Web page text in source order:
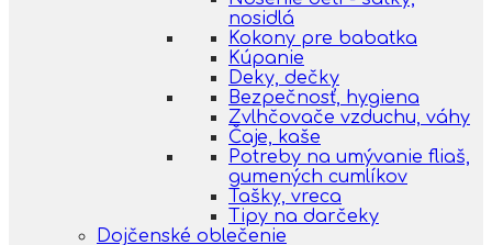
nosidlá
Kokony pre babatka
Kúpanie
Deky, dečky
Bezpečnosť, hygiena
Zvlhčovače vzduchu, váhy
Čaje, kaše
Potreby na umývanie fliaš,
gumených cumlíkov
Tašky, vreca
Tipy na darčeky
Dojčenské oblečenie